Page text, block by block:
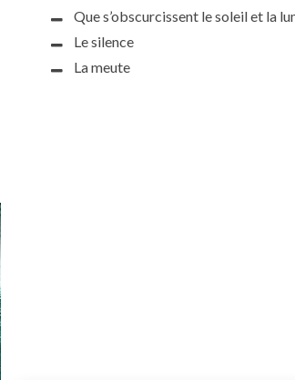
Que s’obscurcissent le soleil et la
Le silence
La meute